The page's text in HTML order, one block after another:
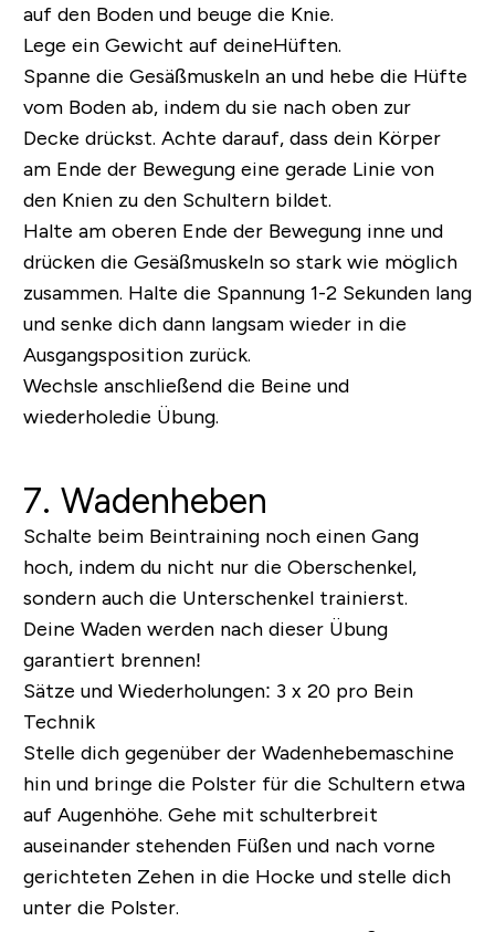
auf den Boden und beuge die Knie.
Lege ein Gewicht auf deineHüften.
Spanne die Gesäßmuskeln an und hebe die Hüfte
vom Boden ab, indem du sie nach oben zur
Decke drückst. Achte darauf, dass dein Körper
am Ende der Bewegung eine gerade Linie von
den Knien zu den Schultern bildet.
Halte am oberen Ende der Bewegung inne und
drücken die Gesäßmuskeln so stark wie möglich
zusammen. Halte die Spannung 1-2 Sekunden lang
und senke dich dann langsam wieder in die
Ausgangsposition zurück.
Wechsle anschließend die Beine und
wiederholedie Übung.
7. Wadenheben
Schalte beim Beintraining noch einen Gang
hoch, indem du nicht nur die Oberschenkel,
sondern auch die Unterschenkel trainierst.
Deine Waden werden nach dieser Übung
garantiert brennen!
Sätze und Wiederholungen: 3 x 20 pro Bein
Technik
Stelle dich gegenüber der Wadenhebemaschine
hin und bringe die Polster für die Schultern etwa
auf Augenhöhe. Gehe mit schulterbreit
auseinander stehenden Füßen und nach vorne
gerichteten Zehen in die Hocke und stelle dich
unter die Polster.